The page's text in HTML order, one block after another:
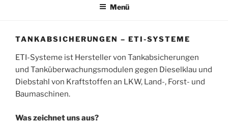
Menü
TANKABSICHERUNGEN – ETI-SYSTEME
ETI-Systeme ist Hersteller von Tankabsicherungen
und Tanküberwachungsmodulen gegen Dieselklau und
Diebstahl von Kraftstoffen an LKW, Land-, Forst- und
Baumaschinen.
Was zeichnet uns aus?